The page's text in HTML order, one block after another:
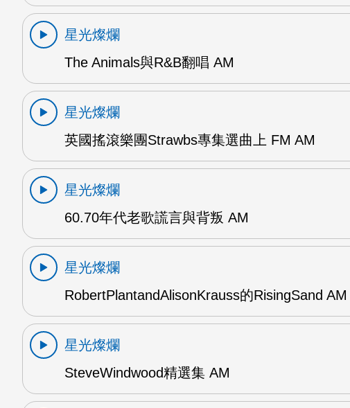
星光燦爛
The Animals與R&B翻唱 AM
星光燦爛
英國搖滾樂團Strawbs專集選曲上 FM AM
星光燦爛
60.70年代老歌謊言與背叛 AM
星光燦爛
RobertPlantandAlisonKrauss的RisingSand AM
星光燦爛
SteveWindwood精選集 AM